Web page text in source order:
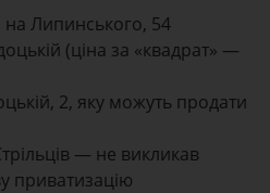
Липинського, 54
(ціна за «квадрат» —
2, яку можуть продати
— не викликав
приватизацію